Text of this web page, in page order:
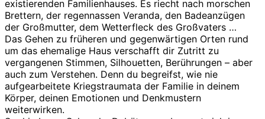
existierenden Familienhauses. Es riecht nach morschen
Brettern, der regennassen Veranda, den Badeanzügen
der Großmutter, dem Wetterfleck des Großvaters …
Das Gehen zu früheren und gegenwärtigen Orten rund
um das ehemalige Haus verschafft dir Zutritt zu
vergangenen Stimmen, Silhouetten, Berührungen – aber
auch zum Verstehen. Denn du begreifst, wie nie
aufgearbeitete Kriegstraumata der Familie in deinem
Körper, deinen Emotionen und Denkmustern
weiterwirken.